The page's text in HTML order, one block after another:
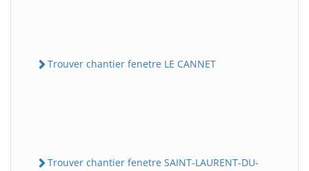
Trouver chantier fenetre LE CANNET
Trouver chantier fenetre SAINT-LAURENT-DU-